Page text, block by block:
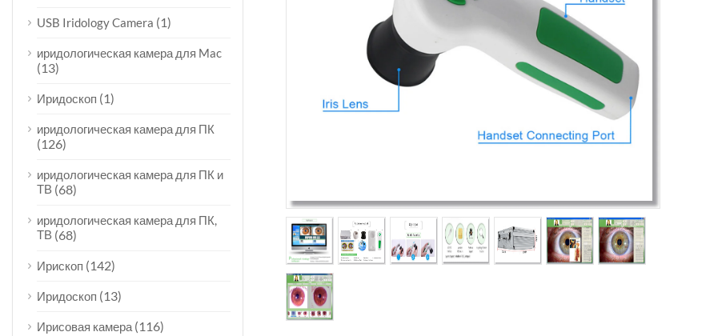
USB Iridology Camera (1)
иридологическая камера для Mac
(13)
Иридоскоп (1)
иридологическая камера для ПК
(126)
иридологическая камера для ПК и
ТВ (68)
иридологическая камера для ПК,
ТВ (68)
Ирископ (142)
Иридоскоп (13)
Ирисовая камера (116)